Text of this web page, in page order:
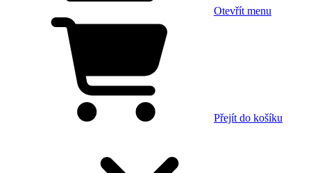
Otevřít menu
Přejít do košíku